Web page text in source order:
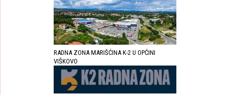
RADNA ZONA MARIŠĆINA K-2 U OPĆINI
VIŠKOVO